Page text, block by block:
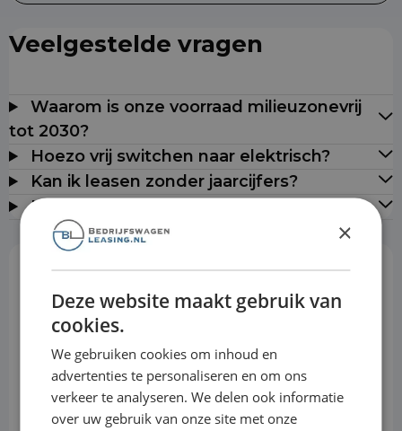
Veelgestelde vragen
Waarom is onze voorraad milieuzonevrij
tot 2030?
Hoezo vrij switchen naar elektrisch?
Kan ik leasen zonder jaarcijfers?
Leveren jullie door heel Nederland?
Rekentool
Aanbetaling
Looptijd
×
Deze website maakt gebruik van
cookies.
We gebruiken cookies om inhoud en
advertenties te personaliseren en om ons
verkeer te analyseren. We delen ook informatie
over uw gebruik van onze site met onze